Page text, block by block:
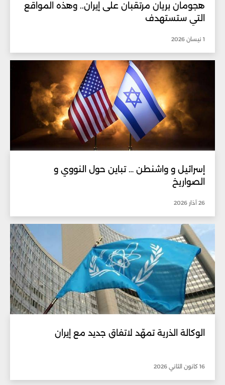
هجومان بريان مرتقبان على إيران.. وهذه المواقع
التي ستستهدف
1 نيسان 2026
إسرائيل و واشنطن … تباين حول النووي و
الصواريخ
26 آذار 2026
الوكالة الذرية تمهّد لاتفاق جديد مع إيران
16 كانون الثاني 2026